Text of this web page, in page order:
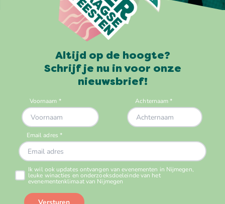
Altijd op de hoogte?
Schrijf je nu in voor onze
nieuwsbrief!